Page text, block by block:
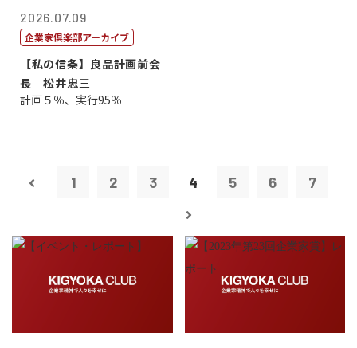
2026.07.09
企業家倶楽部アーカイブ
【私の信条】良品計画前会
長 松井忠三
計画５％、実行95％
1 2 3 4 5 6 7